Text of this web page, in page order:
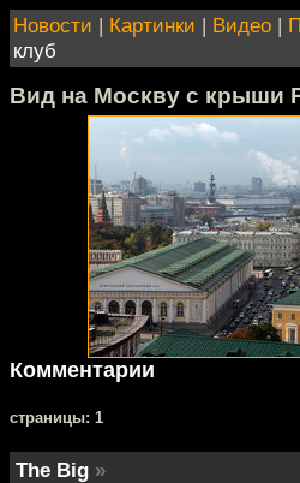
Новости | Картинки | Видео |
клуб
Вид на Москву с крыши
Комментарии
cтраницы: 1
The Big »